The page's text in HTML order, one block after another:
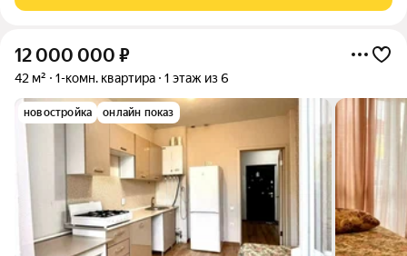
12 000 000 ₽
42 м² 1-комн. квартира 1 этаж из 6
новостройка онлайн показ